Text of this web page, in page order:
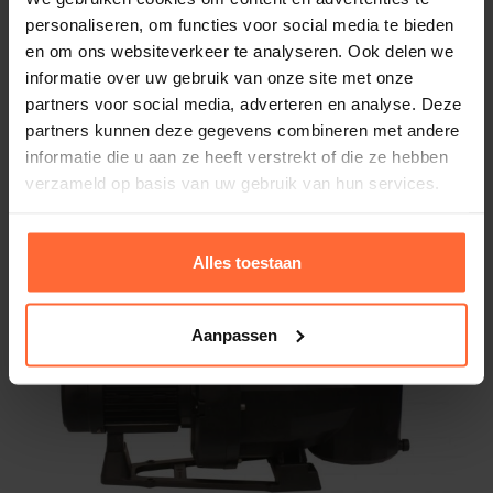
personaliseren, om functies voor social media te bieden
en om ons websiteverkeer te analyseren. Ook delen we
informatie over uw gebruik van onze site met onze
partners voor social media, adverteren en analyse. Deze
partners kunnen deze gegevens combineren met andere
informatie die u aan ze heeft verstrekt of die ze hebben
verzameld op basis van uw gebruik van hun services.
Alles toestaan
Aanpassen
Bestel hier je Astral Victoria Plus
Silent zwembadpomp. Levertijd 1-
3 dagen
Merk
Astral
Astral Victoria Plus Silent 11
587,95 ca. 1 week